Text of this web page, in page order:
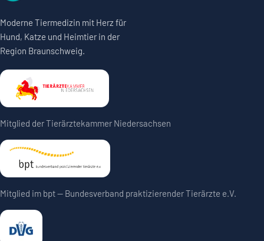
Moderne Tiermedizin mit Herz für
Hund, Katze und Heimtier in der
Region Braunschweig.
Mitglied der Tierärztekammer Niedersachsen
Mitglied im bpt — Bundesverband praktizierender Tierärzte e.V.